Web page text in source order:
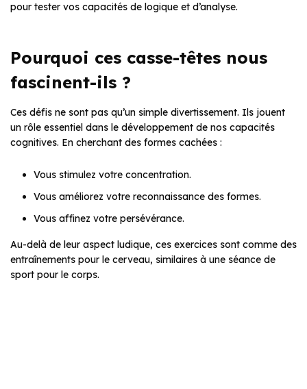
pour tester vos capacités de logique et d’analyse.
Pourquoi ces casse-têtes nous
fascinent-ils ?
Ces défis ne sont pas qu’un simple divertissement. Ils jouent
un rôle essentiel dans le développement de nos capacités
cognitives. En cherchant des formes cachées :
Vous stimulez votre concentration.
Vous améliorez votre reconnaissance des formes.
Vous affinez votre persévérance.
Au-delà de leur aspect ludique, ces exercices sont comme des
entraînements pour le cerveau, similaires à une séance de
sport pour le corps.